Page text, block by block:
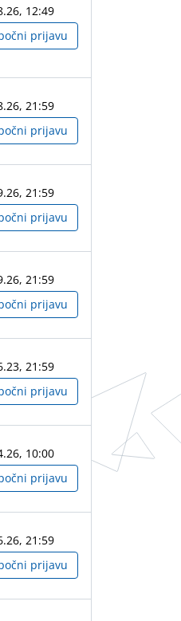
12:49
prijavu
21:59
prijavu
21:59
prijavu
21:59
prijavu
21:59
prijavu
10:00
prijavu
21:59
prijavu